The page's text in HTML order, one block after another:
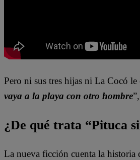
Pero ni sus tres hijas ni La Cocó le
vaya a la playa con otro hombre
¿De qué trata “Pituca
La nueva ficción cuenta la historia